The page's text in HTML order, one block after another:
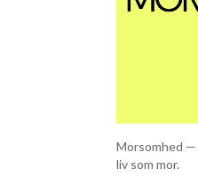
Morsomhed —
liv som mor.